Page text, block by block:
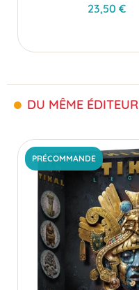
23,50 €
DU MÊME ÉDITEUR
PRÉCOMMANDE